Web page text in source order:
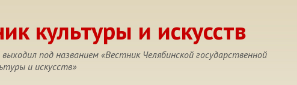
культуры и искусств
под названием «Вестник Челябинской государственной
и искусств»